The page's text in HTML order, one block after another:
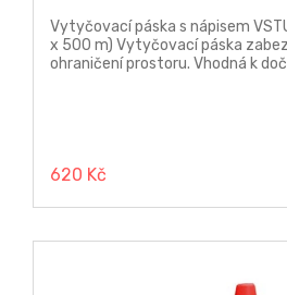
Vytyčovací páska s nápisem
x 500 m) Vytyčovací páska
ohraničení prostoru. Vhodná k
620 Kč